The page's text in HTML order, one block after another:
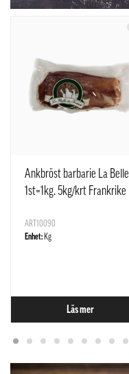
Ankbröst barbarie La Belle
1st=1kg. 5kg/krt Frankrike
ART10090
Enhet: Kg
Läs mer